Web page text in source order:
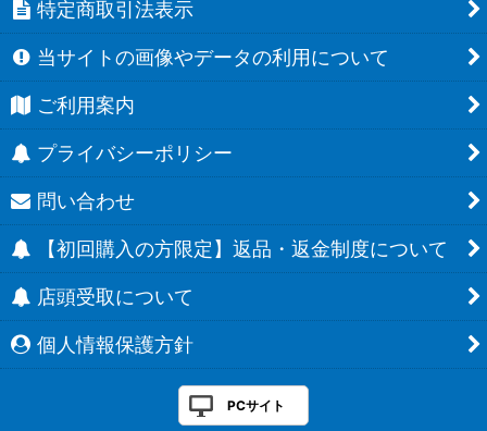
特定商取引法表示
当サイトの画像やデータの利用について
ご利用案内
プライバシーポリシー
問い合わせ
【初回購入の方限定】返品・返金制度について
店頭受取について
個人情報保護方針
PCサイト